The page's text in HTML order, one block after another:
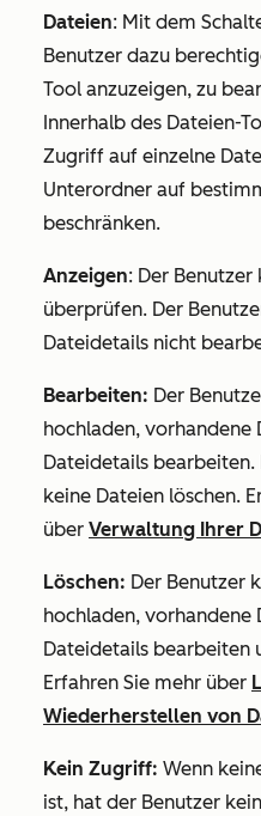
Dateien: Mit dem
Benutzer dazu
Tool anzuzeigen, zu
Innerhalb des Dateien-
Zugriff auf einzelne
Unterordner auf
beschränken.
Anzeigen: Der
überprüfen. Der
Dateidetails nicht
Bearbeiten: Der
hochladen, vorhandene
Dateidetails
keine Dateien löschen.
über Verwaltung Ihrer
Löschen: Der Benutzer
hochladen, vorhandene
Dateidetails bearbeiten
Erfahren Sie mehr über
Wiederherstellen von
Kein Zugriff: Wenn
ist, hat der Benutzer